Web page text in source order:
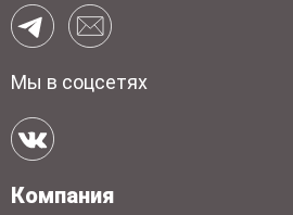
Мы в соцсетях
Компания